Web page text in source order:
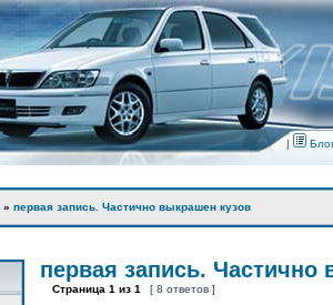
|
» первая запись. Частично выкрашен кузов
первая запись. Частично
Страница 1 из 1 [ 8 ответов ]